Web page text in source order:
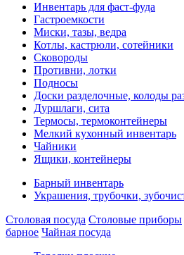
Инвентарь для фаст-фуда
Гастроемкости
Миски, тазы, ведра
Котлы, кастрюли, сотейники
Сковороды
Противни, лотки
Подносы
Доски разделочные, колоды
Дуршлаги, сита
Термосы, термоконтейнеры
Мелкий кухонный инвентарь
Чайники
Ящики, контейнеры
Барный инвентарь
Украшения, трубочки,
Столовая посуда Столовые приборы
барное Чайная посуда